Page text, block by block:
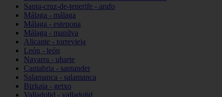
Santa-cruz-de-tenerife - arafo
Málaga - málaga
Málaga - estepona
Málaga - manilva
Alicante - torrevieja
León - león
Navarra - uharte
Cantabria - santander
Salamanca - salamanca
Bizkaia - getxo
Valladolid - valladolid